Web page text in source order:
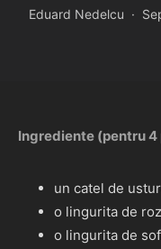
Eduard Nedelcu
Ingrediente (pentru 4
un catel de
o lingurita de
o lingurita de